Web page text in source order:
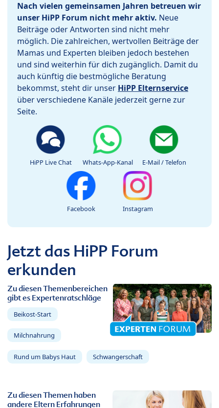
Nach vielen gemeinsamen Jahren betreuen wir
unser HiPP Forum nicht mehr aktiv. Neue
Beiträge oder Antworten sind nicht mehr
möglich. Die zahlreichen, wertvollen Beiträge der
Mamas und Experten bleiben jedoch bestehen
und sind weiterhin für dich zugänglich. Damit du
auch künftig die bestmögliche Beratung
bekommst, steht dir unser HiPP Elternservice
über verschiedene Kanäle jederzeit gerne zur
Seite.
HiPP Live Chat Whats-App-Kanal E-Mail / Telefon
Facebook Instagram
Jetzt das HiPP Forum
erkunden
Zu diesen Themenbereichen
gibt es Expertenratschläge
Beikost-Start
Milchnahrung
Rund um Babys Haut Schwangerschaft
Zu diesen Themen haben
andere Eltern Erfahrungen